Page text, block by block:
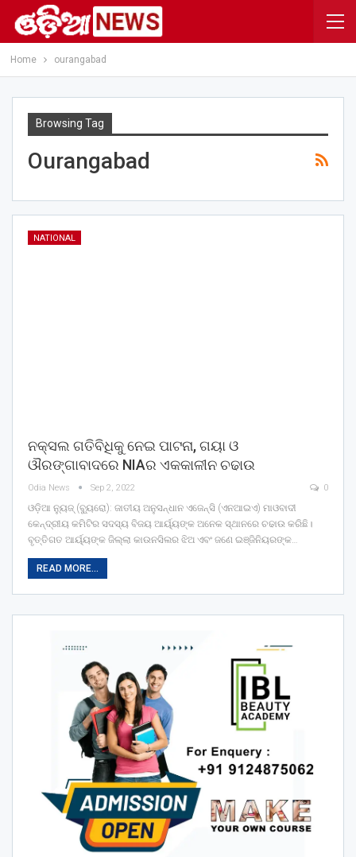
Home ourangabad
Browsing Tag
Ourangabad
NATIONAL
ନକ୍ସଲ ଗତିବିଧିକୁ ନେଇ ପାଟନା, ଗୟା ଓ
ଔରଙ୍ଗାବାଦରେ NIAର ଏକକାଳୀନ ଚଢାଉ
Odia News Sep 2, 2022 0
ଓଡ଼ିଆ ନ୍ୟୁଜ୍ (ବ୍ୟୁରୋ): ଜାତୀୟ ଅନୁସନ୍ଧାନ ଏଜେନ୍ସି (ଏନଆଇଏ) ମାଓବାଦୀ
କେନ୍ଦ୍ରୀୟ କମିଟିର ସଦସ୍ୟ ବିଜୟ ଆର୍ୟ୍ୟଙ୍କ ଅନେକ ସ୍ଥାନରେ ଚଢାଉ କରିଛି।
ବୃତ୍ତିଗତ ଆର୍ୟ୍ୟଙ୍କ ଜିଲ୍ଲା କାଉନସିଲର ଝିଅ ଏବଂ ଜଣେ ଇଞ୍ଜିନିୟରଙ୍କ…
READ MORE...